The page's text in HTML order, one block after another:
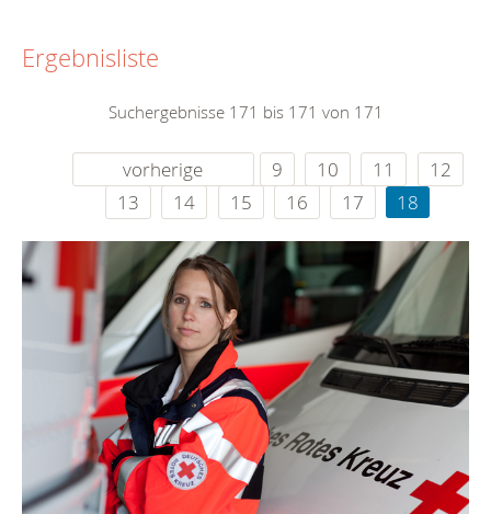
Ergebnisliste
Suchergebnisse 171 bis 171 von 171
vorherige 9 10 11
12
13
14 15 16 17 18